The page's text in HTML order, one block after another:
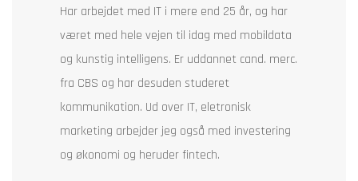
Har arbejdet med IT i mere end 25 år, og har
været med hele vejen til idag med mobildata
og kunstig intelligens. Er uddannet cand. merc.
fra CBS og har desuden studeret
kommunikation. Ud over IT, eletronisk
marketing arbejder jeg også med investering
og økonomi og heruder fintech.